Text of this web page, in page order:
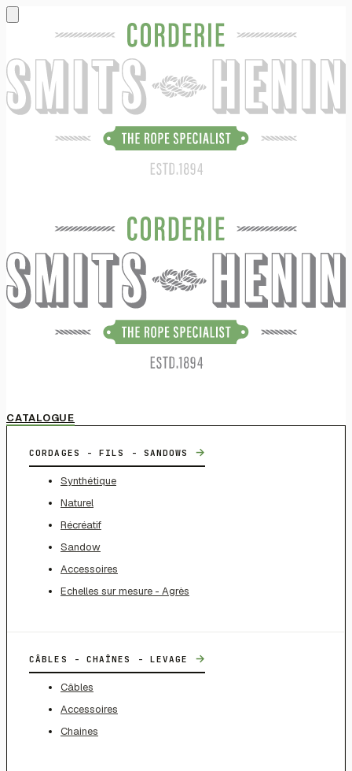
CATALOGUE
CORDAGES - FILS - SANDOWS →
Synthétique
Naturel
Récréatif
Sandow
Accessoires
Echelles sur mesure - Agrès
CÂBLES - CHAÎNES - LEVAGE →
Câbles
Accessoires
Chaines